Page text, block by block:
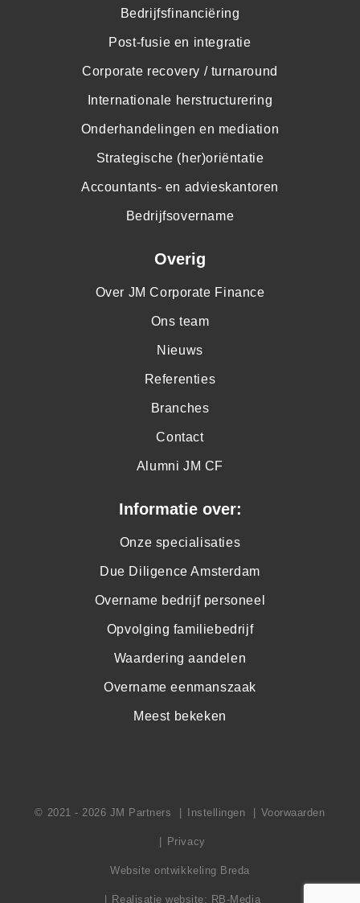
Bedrijfsfinanciëring
Post-fusie en integratie
Corporate recovery / turnaround
Internationale herstructurering
Onderhandelingen en mediation
Strategische (her)oriëntatie
Accountants- en advieskantoren
Bedrijfsovername
Overig
Over JM Corporate Finance
Ons team
Nieuws
Referenties
Branches
Contact
Alumni JM CF
Informatie over:
Onze specialisaties
Due Diligence Amsterdam
Overname bedrijf personeel
Opvolging familiebedrijf
Waardering aandelen
Overname eenmanszaak
Meest bekeken
© 2021 - 2026 JM Partners Instellingen Voorwaarden
Privacy
Website ontwikkeling Breda
Realisatie website: RB-Media